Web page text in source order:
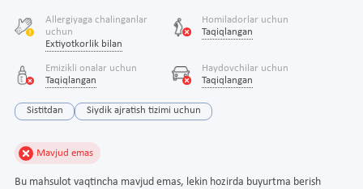
Allergiyaga chalinganlar
uchun
Extiyotkorlik bilan
Homiladorlar uchun
Taqiqlangan
Emizikli onalar uchun
Taqiqlangan
Haydovchilar uchun
Taqiqlangan
Sistitdan Siydik ajratish tizimi uchun
Mavjud emas
Bu mahsulot vaqtincha mavjud emas, lekin hozirda buyurtma berish